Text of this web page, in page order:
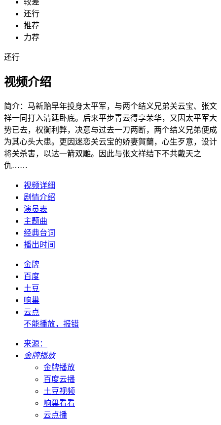
还行
推荐
力荐
还行
视频介绍
简介： 马新贻早年投身太平军，与两个结义兄弟关云宝、张文
祥一同打入清廷卧底。后来平步青云得享荣华，又因太平军大
势已去，权衡利弊，决意与过去一刀两断，两个结义兄弟便成
为其心头大患。更因迷恋关云宝的娇妻賀蘭，心生歹意，设计
将关杀害，以达一箭双雕。因此与张文祥结下不共戴天之
仇……
视频详细
剧情介绍
演员表
主题曲
经典台词
播出时间
金牌
百度
土豆
响巢
云点
不能播放，报错
来源：
金牌播放
金牌播放
百度云播
土豆视频
响巢看看
云点播